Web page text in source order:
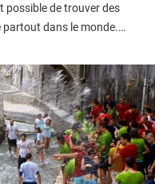
possible de trouver des
partout dans le monde.…